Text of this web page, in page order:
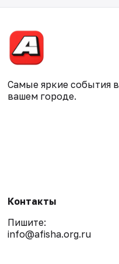
Самые яркие события в
вашем городе.
Контакты
Пишите:
info@afisha.org.ru